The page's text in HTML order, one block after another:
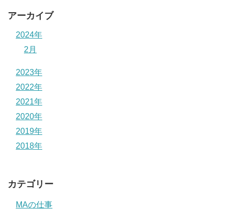
アーカイブ
2024年
2月
2023年
2022年
2021年
2020年
2019年
2018年
カテゴリー
MAの仕事